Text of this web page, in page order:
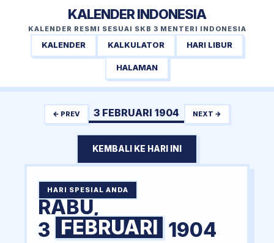
KALENDER INDONESIA
KALENDER RESMI SESUAI SKB 3 MENTERI INDONESIA
KALENDER KALKULATOR HARI LIBUR
HALAMAN
← PREV 3 FEBRUARI 1904 NEXT →
KEMBALI KE HARI INI
HARI SPESIAL ANDA
RABU,
3 FEBRUARI 1904